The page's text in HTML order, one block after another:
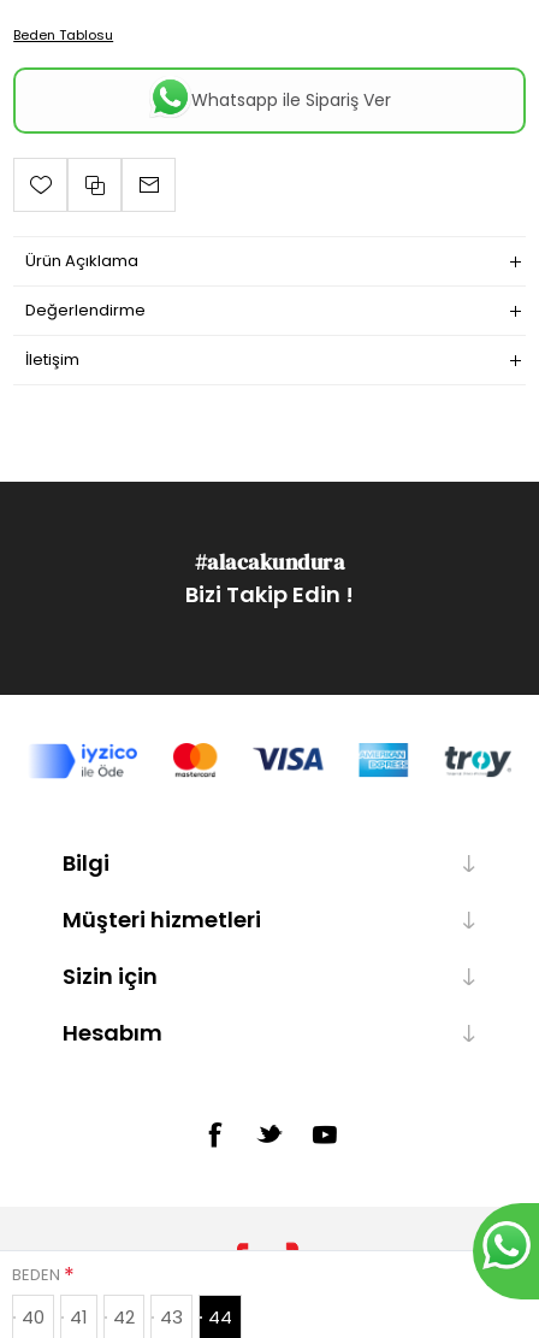
BEDEN *
40 41 42 43 44
Beden Tablosu
Whatsapp ile Sipariş Ver
Ürün Açıklama
Değerlendirme
İletişim
#alacakundura
Bizi Takip Edin !
Bilgi
Müşteri hizmetleri
Sizin için
Hesabım